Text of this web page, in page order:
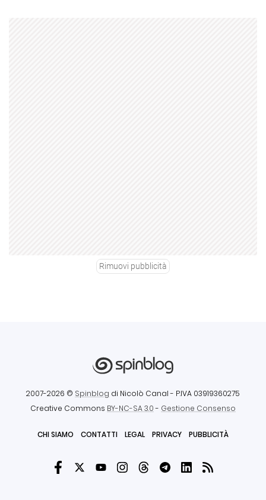
Rimuovi pubblicità
2007-2026 © Spinblog di Nicolò Canal - P.IVA 03919360275
Creative Commons BY-NC-SA 3.0- Gestione Consenso
CHI SIAMO CONTATTI LEGAL PRIVACY PUBBLICITÀ